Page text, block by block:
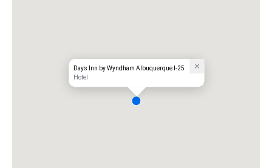
Days Inn by Wyndham Albuquerque I-25
Hotel